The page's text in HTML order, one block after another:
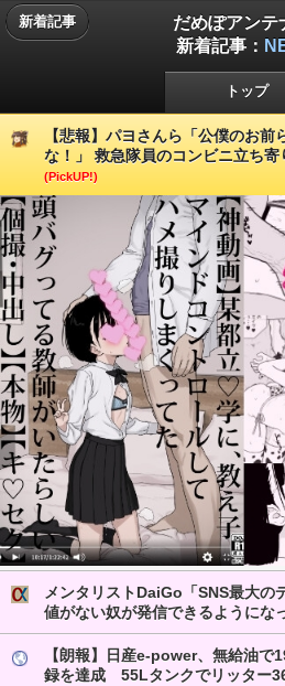
新着記事
だめぽアンテ
新着記事：
トップ
【悲報】パヨさんら「公僕のお前
な！」 救急隊員のコンビニ立ち寄
(PickUP!)
メンタリストDaiGo「SNS最大の
値がない奴が発信できるようにな
【朗報】日産e-power、無給油で
録を達成 55Lタンクでリッター